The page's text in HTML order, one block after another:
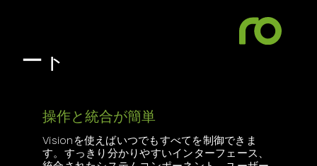
ート
操作と統合が簡単
Visionを使えばいつでもすべてを制御できま
す。すっきり分かりやすいインターフェース、